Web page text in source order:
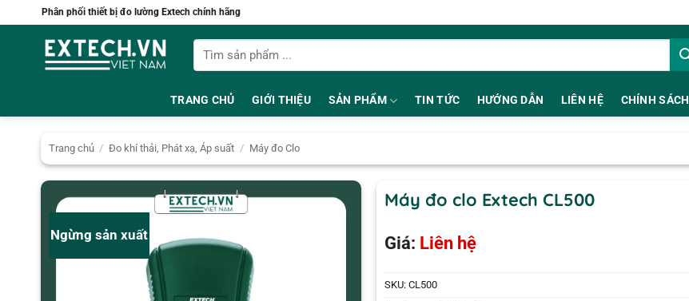
qua
Phân phối thiết bị đo lường Extech chính hãng
Tìm
kiếm:
TRANG CHỦ GIỚI THIỆU SẢN PHẨM TIN TỨC HƯỚNG DẪN LIÊN HỆ CHÍNH SÁCH
Trang chủ / Đo khí thải, Phát xạ, Áp suất / Máy đo Clo
Ngừng sản xuất
Máy đo clo Extech CL500
Giá: Liên hệ
SKU:CL500